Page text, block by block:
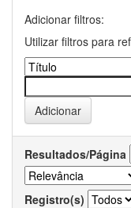
Adicionar filtros:
Utilizar filtros para
Resultados/Página
Registro(s)